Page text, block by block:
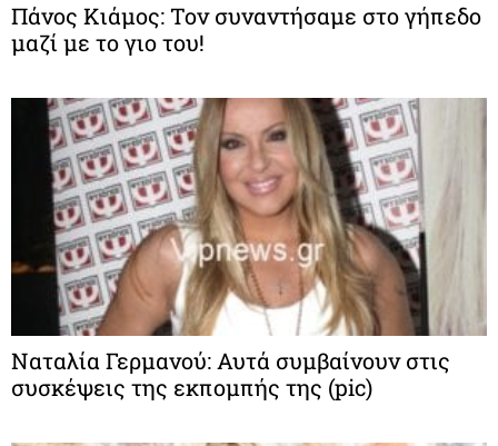
Πάνος Κιάμος: Τον συναντήσαμε στο γήπεδο
μαζί με το γιο του!
Ναταλία Γερμανού: Αυτά συμβαίνουν στις
συσκέψεις της εκπομπής της (pic)